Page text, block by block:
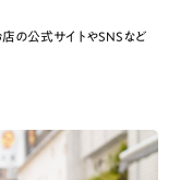
News
の公式サイトやSNSなど